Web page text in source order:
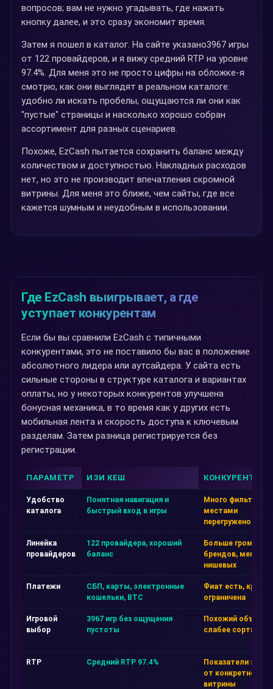
вопросов; вам не нужно угадывать, где нажать
кнопку далее, и это сразу экономит время.
Затем я пошел в каталог. На сайте указано3967 игры
от 122 провайдеров, и я вижу средний RTP на уровне
97.4%. Для меня это не просто цифры на обложке-я
смотрю, как они выглядят в реальном каталоге:
удобно ли искать пробелы, ощущаются ли они как
"пустые" страницы и насколько хорошо собран
ассортимент для разных сценариев.
Похоже, EzCash пытается сохранить баланс между
количеством и доступностью. Накладных расходов
нет, но это не производит впечатления скромной
витрины. Для меня это ближе, чем сайты, где все
кажется шумным и неудобным в использовании.
Где EzCash выигрывает, а где
уступает конкурентам
Если бы вы сравнили EzCash с типичными
конкурентами, это не поставило бы вас в положение
абсолютного лидера или аутсайдера. У сайта есть
сильные стороны в структуре каталога и вариантах
оплаты, но у некоторых конкурентов улучшена
бонусная механика, в то время как у других есть
мобильная лента и скорость доступа к ключевым
разделам. Затем разница регистрируется без
регистрации.
ПАРАМЕТР ИЗИ КЕШ КОНКУРЕНТ А
Удобство
каталога
Понятная навигация и
быстрый вход в игры
Много фильтров,
местами
перегружено
Линейка
провайдеров
122 провайдера, хороший
баланс
Больше громких
брендов, меньше
нишевых
Платежи
СБП, карты, электронные
кошельки, BTC
Фиат есть, крипта
ограничена
Игровой
выбор
3967 игр без ощущения
пустоты
Похожий объём,
слабее
RTP Средний RTP 97.4%
Показатели
от конкретной
витрины